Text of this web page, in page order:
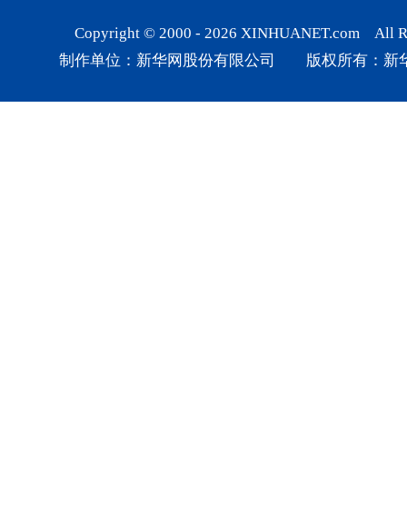
Copyright © 2000 - 2026 XINHUANET.com All
制作单位：新华网股份有限公司 版权所有：新